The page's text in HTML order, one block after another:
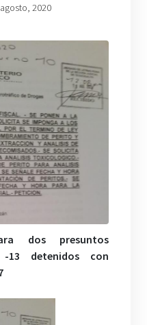
2020
dos presuntos
detenidos con